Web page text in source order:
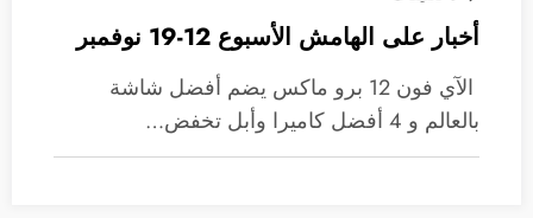
أخبار على الهامش الأسبوع 12-19 نوفمبر
الآي فون 12 برو ماكس يضم أفضل شاشة
بالعالم و 4 أفضل كاميرا وأبل تخفض…